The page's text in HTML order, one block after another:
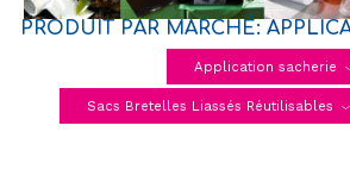
PRODUIT PAR MARCHÉ:
Application sacherie
Sacs Bretelles Liassés Réutilisables